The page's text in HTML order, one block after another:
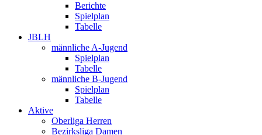
Berichte
Spielplan
Tabelle
JBLH
männliche A-Jugend
Spielplan
Tabelle
männliche B-Jugend
Spielplan
Tabelle
Aktive
Oberliga Herren
Bezirksliga Damen